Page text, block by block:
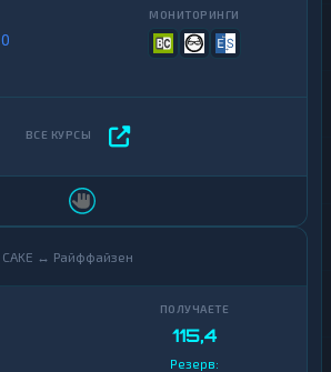
0
CAKE ↔ Райффайзен
115,4
Резерв: